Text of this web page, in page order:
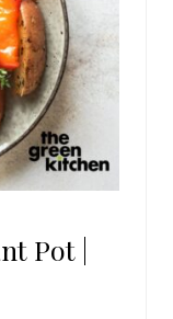
Pot |